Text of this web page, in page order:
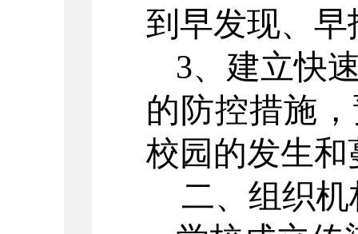
到早发现、
3、建立快
的防控措施
校园的发生和
二、组织机